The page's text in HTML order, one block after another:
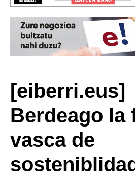
[eiberri.eus]
Berdeago la
vasca de